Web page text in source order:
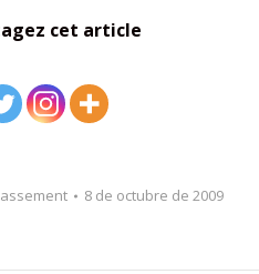
cet article
8 de octubre de 2009